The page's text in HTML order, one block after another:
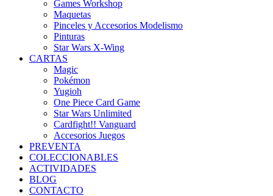
Games Workshop
Maquetas
Pinceles y Accesorios Modelismo
Pinturas
Star Wars X-Wing
CARTAS
Magic
Pokémon
Yugioh
One Piece Card Game
Star Wars Unlimited
Cardfight!! Vanguard
Accesorios Juegos
PREVENTA
COLECCIONABLES
ACTIVIDADES
BLOG
CONTACTO